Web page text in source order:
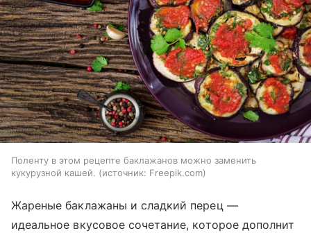
Поленту в этом рецепте баклажанов можно заменить
кукурузной кашей.
источник: Freepik.com
Жареные баклажаны и сладкий перец —
идеальное вкусовое сочетание, которое дополнит